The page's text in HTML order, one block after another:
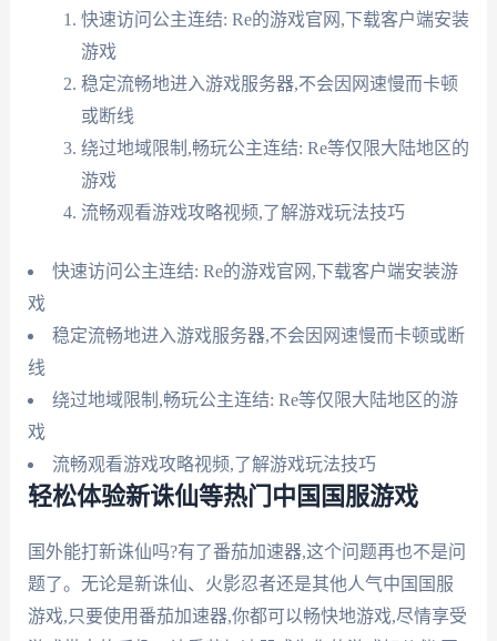
快速访问公主连结: Re的游戏官网,下载客户端安装
游戏
稳定流畅地进入游戏服务器,不会因网速慢而卡顿
或断线
绕过地域限制,畅玩公主连结: Re等仅限大陆地区的
游戏
流畅观看游戏攻略视频,了解游戏玩法技巧
快速访问公主连结: Re的游戏官网,下载客户端安装游
戏
稳定流畅地进入游戏服务器,不会因网速慢而卡顿或断
线
绕过地域限制,畅玩公主连结: Re等仅限大陆地区的游
戏
流畅观看游戏攻略视频,了解游戏玩法技巧
轻松体验新诛仙等热门中国国服游戏
国外能打新诛仙吗?有了番茄加速器,这个问题再也不是问
题了。无论是新诛仙、火影忍者还是其他人气中国国服
游戏,只要使用番茄加速器,你都可以畅快地游戏,尽情享受